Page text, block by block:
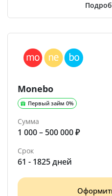
Monebo
Первый займ 0%
Сумма
1 000 – 500 000 ₽
Срок
61 - 1825 дней